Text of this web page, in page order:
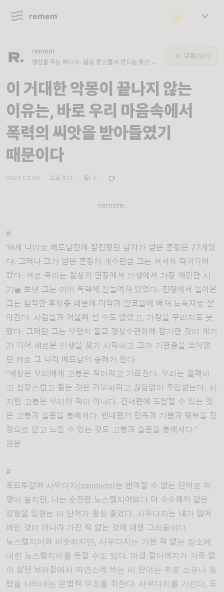
remem
remem
영감을 주는 메시지. 삶을 풍요롭게 만드는 좋은 문
구독하기
이 거대한 악몽이 끝나지 않는
이유는, 바로 우리 마음속에서
폭력의 씨앗을 받아들였기
때문이다
2023.03.09 조회 873 0
remem.
#
18세 나이로 베트남전에 참전했던 남자가 받은 훈장은 27개였
다. 그러나 그가 받은 훈장의 개수만큼 그는 서서히 파괴되어
갔다. 서로 죽이는 참상의 현장에서 인생에서 가장 예민한 시
기를 보낸 그는 이미 폭력에 길들여져 있었다. 전쟁에서 돌아온
그는 심각한 후유증 때문에 마약과 알코올에 빠져 노숙자로 살
아간다. 사람들과 어울려 살 수도 없었고, 가정을 꾸리지도 못
했다. 그러던 그는 우연히 불교 명상수련회에 참가한 것이 계기
가 되어 새로운 인생을 찾기 시작하고 그가 기관총을 쏘아댔
던 바로 그 나라 베트남의 승려가 된다.
"세상은 우리에게 고통은 적이라고 가르친다. 우리는 불쾌하
고 실망스럽고 힘든 것은 거부하라고 끊임없이 주입받는다. 하
지만 고통은 우리의 적이 아니다. 건너편에 도달할 수 있는 것
은 고통과 슬픔을 통해서다. 반대편의 만족과 기쁨과 행복을 진
정으로 알고 느낄 수 있는 것도 고통과 슬픔을 통해서다."
원문
#
포르투갈어 사우다지(saudade)는 번역할 수 없는 단어로 악
명이 높지만, 나는 순전한 노스탤지어보다 더 수수께끼 같은
감정을 일컫는 이 단어가 항상 좋았다. 사우다지는 내가 잃어
버린 것이 아니라 가진 적 없는 것에 대한 그리움이다.
노스탤지어와 비슷하지만, 사우다지는 가본 적 없는 장소에
대한 노스탤지어를 뜻할 수도 있다. 마셜 할아버지가 가족 없
이 살던 브라질에서 자연스레 쓰는 이 단어는 주로 소유나 동
반을 나타내는 문법적 구조를 취한다. 사우다지를 가진다, 또